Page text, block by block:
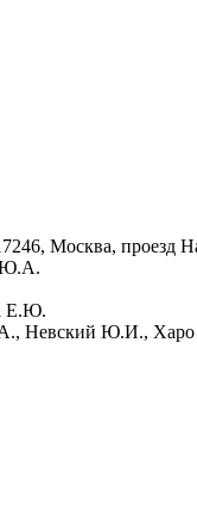
Москва, проезд
Ю.А.
Е.Ю.
Невский Ю.И.,